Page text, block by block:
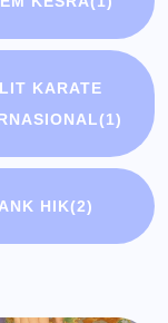
KARATE
(1)
HIK(2)